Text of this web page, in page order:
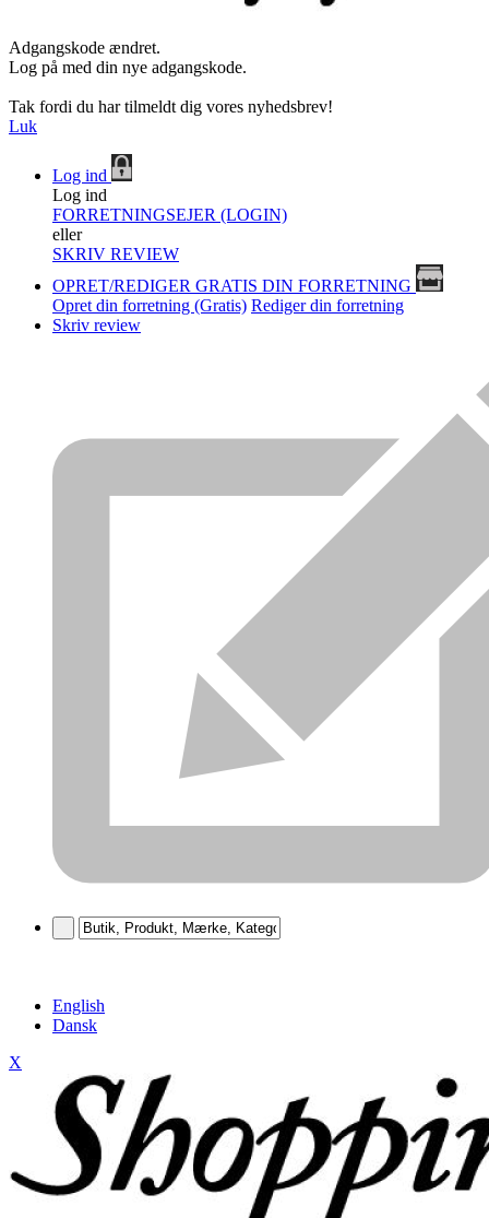
Adgangskode ændret.
Log på med din nye adgangskode.
Tak fordi du har tilmeldt dig vores nyhedsbrev!
Luk
Log ind
Log ind
FORRETNINGSEJER (LOGIN)
eller
SKRIV REVIEW
OPRET/REDIGER GRATIS DIN FORRETNING
Opret din forretning (Gratis) Rediger din forretning
Skriv review
English
Dansk
X